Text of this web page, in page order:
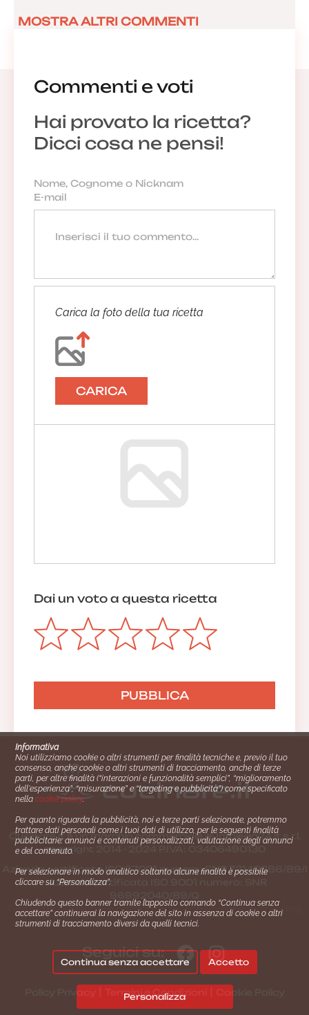
Commenti e voti
Hai provato la ricetta?
Dicci cosa ne pensi!
Carica la foto della tua ricetta
CARICA
Dai un voto a questa ricetta
MOSTRA ALTRI COMMENTI
Cucinare.it è un marchio commerciale di Impiego24.it s.r.l.
copyright 2014 - 2024 P.IVA: 03406490130
Azienda certiﬁcata ISO 27001 numero: SNR 73140386/89/I
- Azienda certiﬁcata ISO 9001 numero: SNR
Gestione consensi e categorie merceologiche marketing
Seguici su:
Termini e Condizioni
Informativa
Noi utilizziamo cookie o altri strumenti per finalità tecniche e, previo il tuo
consenso, anche cookie o altri strumenti di tracciamento, anche di terze
parti, per altre finalità (“interazioni e funzionalità semplici”, “miglioramento
dell'esperienza”, “misurazione” e “targeting e pubblicità”) come specificato
nellacookie policy.
Per quanto riguarda la pubblicità, noi e terze parti selezionate, potremmo
trattare dati personali come i tuoi dati di utilizzo, per le seguenti finalità
pubblicitarie: annunci e contenuti personalizzati, valutazione degli annunci
e del contenuto.
Per selezionare in modo analitico soltanto alcune finalità è possibile
cliccare su “Personalizza”.
Chiudendo questo banner tramite l’apposito comando “Continua senza
accettare” continuerai la navigazione del sito in assenza di cookie o altri
strumenti di tracciamento diversi da quelli tecnici.
Personalizza
Continua senza accettare Accetto